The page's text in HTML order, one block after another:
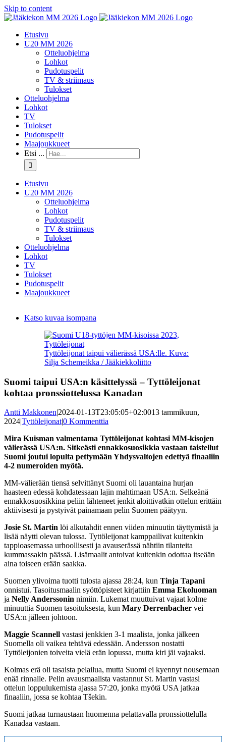
Skip to content
Etusivu
U20 MM 2026
Otteluohjelma
Lohkot
Pudotuspelit
TV & striimaus
Tulokset
Otteluohjelma
Lohkot
TV
Tulokset
Pudotuspelit
Maajoukkueet
Etsi ...
Etusivu
U20 MM 2026
Otteluohjelma
Lohkot
Pudotuspelit
TV & striimaus
Tulokset
Otteluohjelma
Lohkot
TV
Tulokset
Pudotuspelit
Maajoukkueet
Katso kuvaa isompana
Tyttöleijonat taipui välierässä USA:lle. Kuva:
Silja Schemeikka / Jääkiekkoliitto
Suomi taipui USA:n käsittelyssä – Tyttöleijonat
kohtaa pronssiottelussa Kanadan
Antti Makkonen|2024-01-13T23:05:05+02:0013 tammikuun,
2024|Tyttöleijonat|0 Kommenttia
Mira Kuisman valmentama Tyttöleijonat kohtasi MM-kisojen
välierässä USA:n. Sitkeästi ennakkosuosikkia vastaan taistellut
Suomi joutui lopulta pettymään Yhdysvaltojen edettyä finaaliin
4-2 numeroiden myötä.
MM-välierään tiensä selvittänyt Suomi oli lauantaina hurjan
haasteen edessä kohdatessaan lajin mahtimaan USA:n. Selkeänä
ennakkosuosikkina peliin lähteneet jenkit aloittivatkin ottelun erittäin
aktiivisesti ja pystyivät painamaan pelin Suomen päätyyn.
Josie St. Martin löi alkutahdit ennen viiden minuutin täyttymistä ja
lisää näytti olevan tulossa. Tyttöleijonat kamppailivat kuitenkin
tappioasemassa urhoollisesti ja avauserässä nähtiin tilanteita
kummassakin päässä. Lisämaalit antoivat kuitenkin odottaa itseään
aina toiseen erään saakka.
Suomen ylivoima tuotti tulosta ajassa 28:24, kun Tinja Tapani
onnistui. Tasoitusmaalin syöttöpisteet kirjattiin Emma Ekoluoman
ja Nelly Anderssonin nimiin. Lukemat muuttuivat vajaat kolme
minuuttia Suomen tasoituksesta, kun Mary Derrenbacher vei
USA:n jälleen johtoon.
Maggie Scannell vastasi jenkkien 3-1 maalista, jonka jälkeen
Suomella oli vaikea tehtävä edessään. Andersson nostatti
Tyttöleijonien toiveita vielä erän lopussa, mutta kiri jäi vajaaksi.
Kolmas erä oli tasaista pelailua, mutta Suomi ei kyennyt nousemaan
enää rinnalle. Pelin avausmaalista vastannut St. Martin vastasi
ottelun loppulukemista ajassa 57:20, jonka myötä USA jatkaa
finaaliin, jossa se kohtaa Tšekin.
Suomi jatkaa turnaustaan huomenna pelattavalla pronssiottelulla
Kanadaa vastaan.